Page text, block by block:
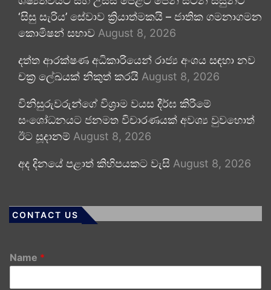
‘සිසු සැරිය’ සේවාව ක්‍රියාත්මකයි – ජාතික ගමනාගමන
කොමිෂන් සභාව August 8, 2026
දත්ත ආරක්ෂණ අධිකාරියෙන් රාජ්‍ය අංශය සඳහා නව
චක්‍ර ලේඛයක් නිකුත් කරයි August 8, 2026
විනිසුරුවරුන්ගේ විශ්‍රාම වයස දීර්ඝ කිරීමේ
සංශෝධනයට ජනමත විචාරණයක් අවශ්‍ය වුවහොත්
ඊට සූදානම් August 8, 2026
අද දිනයේ පළාත් කිහිපයකට වැසි August 8, 2026
CONTACT US
Name *